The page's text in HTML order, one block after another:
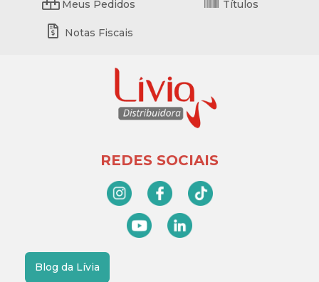
Meus Pedidos Títulos
Notas Fiscais
REDES SOCIAIS
Blog da Lívia